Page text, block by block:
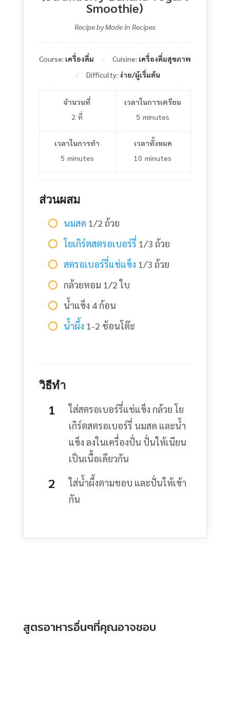
Smoothie)
Recipe by Made In Recipes
Course: เครื่องดื่ม Cuisine: เครื่องดื่มสุขภาพ
Difficulty:ง่าย/ผู้เริ่มต้น
จำนวนที่
2 ที่
เวลาในการเตรียม
5 minutes
เวลาในการทำ
5 minutes
เวลาทั้งหมด
10 minutes
ส่วนผสม
นมสด 1/2 ถ้วย
โยเกิร์ตสตรอเบอร์รี่ 1/3 ถ้วย
สตรอเบอร์รี่แช่แข็ง 1/3 ถ้วย
กล้วยหอม 1/2 ใบ
น้ำแข็ง 4 ก้อน
น้ำผึ้ง 1-2 ช้อนโต๊ะ
วิธีทำ
ใส่สตรอเบอร์รี่แช่แข็ง กล้วย โย
เกิร์ตสตรอเบอร์รี่ นมสด และน้ำ
แข็ง ลงในเครื่องปั่น ปั่นให้เนียน
เป็นเนื้อเดียวกัน
ใส่น้ำผึ้งตามชอบ และปั่นให้เข้า
กัน
สูตรอาหารอื่นๆที่คุณอาจชอบ